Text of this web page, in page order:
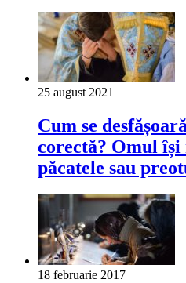
25 august 2021
Cum se
corectă? Omul își
păcatele sau
18 februarie 2017